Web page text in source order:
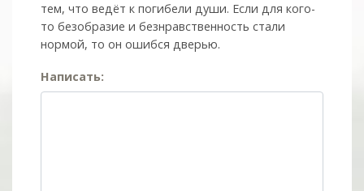
тем, что ведёт к погибели души. Если для кого-
то безобразие и безнравственность стали
нормой, то он ошибся дверью.
Написать: